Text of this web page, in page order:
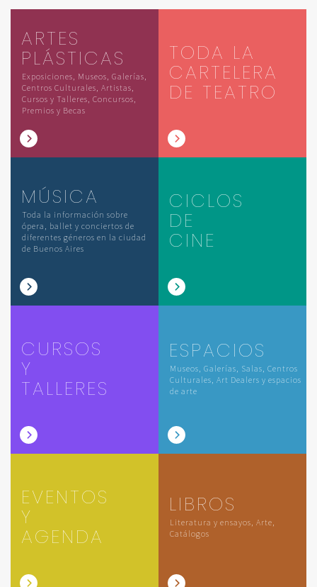
ARTES
PLÁSTICAS
Exposiciones, Museos, Galerías,
Centros Culturales, Artistas,
Cursos y Talleres, Concursos,
Premios y Becas
TODA LA
CARTELERA
DE TEATRO
MÚSICA
Toda la información sobre
ópera, ballet y conciertos de
diferentes géneros en la ciudad
de Buenos Aires
CICLOS
DE
CINE
CURSOS
Y
TALLERES
ESPACIOS
Museos, Galerías, Salas, Centros
Culturales, Art Dealers y espacios
de arte
EVENTOS
Y
AGENDA
LIBROS
Literatura y ensayos, Arte,
Catálogos